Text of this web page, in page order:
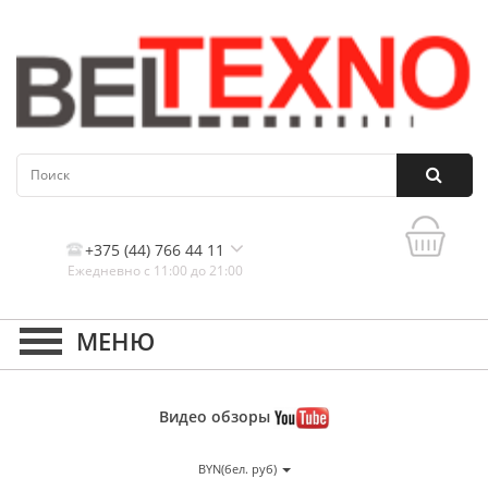
+375 (44) 766 44 11
Ежедневно с 11:00 до 21:00
Контакты, и схема проезда
Видео обзоры
BYN(бел. руб)